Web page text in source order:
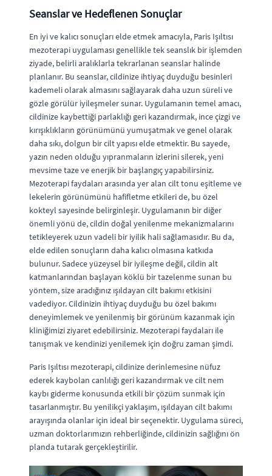
Seanslar ve Hedeflenen Sonuçlar
En iyi ve kalıcı sonuçları elde etmek amacıyla, Paris Işıltısı
mezoterapi uygulaması genellikle tek seanslık bir işlemden
ziyade, belirli aralıklarla tekrarlanan seanslar halinde
planlanır. Bu seanslar, cildinize ihtiyaç duyduğu besinleri
kademeli olarak almasını sağlayarak daha uzun süreli ve
gözle görülür iyileşmeler sunar. Uygulamanın temel amacı,
cildinize kaybettiği parlaklığı geri kazandırmak, ince çizgi ve
kırışıklıkların görünümünü yumuşatmak ve genel olarak
daha sıkı, dolgun bir cilt yapısı elde etmektir. Bu sayede,
yazın neden olduğu yıpranmaların izlerini silerek, yeni
mevsime taze ve enerjik bir başlangıç yapabilirsiniz.
Mezoterapi faydaları arasında yer alan cilt tonu eşitleme ve
lekelerin görünümünü hafifletme etkileri de, bu özel
kokteyl sayesinde belirginleşir. Uygulamanın bir diğer
önemli yönü de, cildin doğal yenilenme mekanizmalarını
tetikleyerek uzun vadeli bir iyilik hali sağlamasıdır. Bu da,
elde edilen sonuçların daha kalıcı olmasına katkıda
bulunur. Sadece yüzeysel bir iyileşme değil, cildin alt
katmanlarından başlayan köklü bir tazelenme sunan bu
yöntem, size aradığınız ışıldayan cilt bakımı etkisini
vadediyor. Cildinizin ihtiyaç duyduğu bu özel bakımı
deneyimlemek ve yenilenmiş bir görünüm kazanmak için
kliniğimizi ziyaret edebilirsiniz. Mezoterapi faydaları ile
tanışmak ve kendinizi yenilemek için doğru zaman şimdi.
Paris Işıltısı mezoterapi, cildinize derinlemesine nüfuz
ederek kaybolan canlılığı geri kazandırmak ve cilt nem
kaybı giderme konusunda etkili bir çözüm sunmak için
tasarlanmıştır. Bu yenilikçi yaklaşım, ışıldayan cilt bakımı
arayışında olanlar için ideal bir seçenektir. Uygulama süreci,
uzman doktorlarımızın rehberliğinde, cildinizin sağlığını ön
planda tutarak gerçekleştirilir.